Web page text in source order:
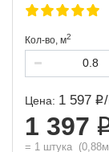
Кол-во, м2
Цена: 1 597 /
1 397
= 1 штука (0,88м